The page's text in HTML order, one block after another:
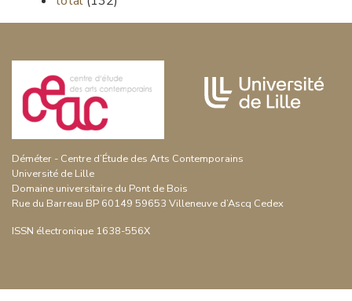
Déméter - Centre d’Étude des Arts Contemporains
Université de Lille
Domaine universitaire du Pont de Bois
Rue du Barreau BP 60149 59653 Villeneuve d’Ascq Cedex
ISSN électronique 1638-556X